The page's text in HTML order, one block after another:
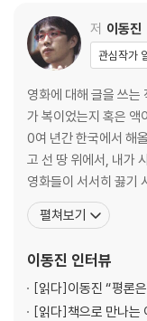
14. 「우리는 같은 꿈을 꾼
15. 「빌리 진 킹: 세기의
16. 「당신과 함께한 순간
17. 「마더!」 대런 애러노
18. 「어 퍼펙트 데이」
19. 「몬스터 콜」 후안 안
20. 「밤섬해적단 서울불
21. 「혹성탈출: 종의 전쟁
22. 「레이디 맥베스」 윌
23. 「덩케르크」 크리스토
25. 「엘르」 폴 버호벤
26. 「네루다」 파블로 라라
27. 「목소리의 형태」 야
저 이동진
관심작가
영화에 대해 글을 쓰는
가 복이었는지 혹은 액
0여 년간 한국에서 해
고 선 땅 위에서, 내가
영화들이 서서히 끓기
하는 것은 경이로운 경
계도 정점에 도달할 수
나는 이해하기 위해 믿
펼쳐보기
이동진 인터뷰
[읽다]이동진 “평론
[읽다]책으로 만나는